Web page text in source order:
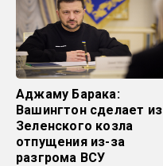
Аджаму Барака:
Вашингтон сделает из
Зеленского козла
отпущения из-за
разгрома ВСУ